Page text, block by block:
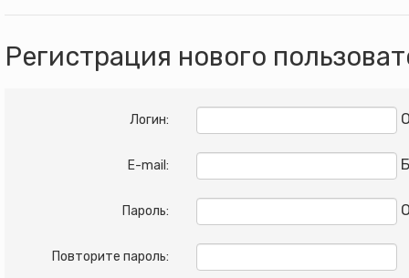
Регистрация нового
Логин:
E-mail:
Пароль:
Повторите пароль: